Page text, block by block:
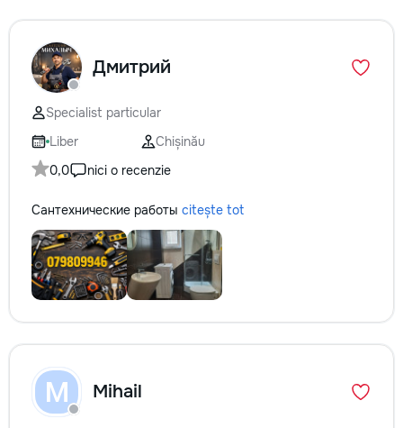
Дмитрий
Specialist particular
Liber
Chișinău
0,0
nici o recenzie
Сантехнические работы citește tot
M Mihail